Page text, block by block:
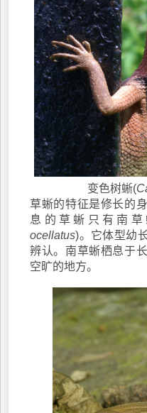
变色树蜥(
草蜥的特征是修长的
息的草蜥只有南草
ocellatus)。它体型幼
辨认。南草蜥栖息于
空旷的地方。